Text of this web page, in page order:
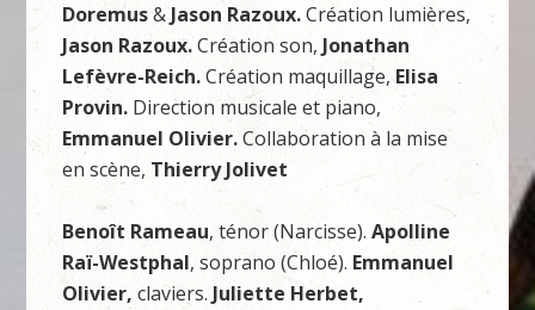
Doremus& Jason Razoux.Création lumières,
Jason Razoux.Création son, Jonathan
Lefèvre-Reich.Création maquillage,Elisa
Provin. Direction musicale et piano,
Emmanuel Olivier.Collaboration à la mise
en scène, Thierry Jolivet
Benoît Rameau, ténor (Narcisse).Apolline
Raï-Westphal, soprano (Chloé). Emmanuel
Olivier,claviers. Juliette Herbet,